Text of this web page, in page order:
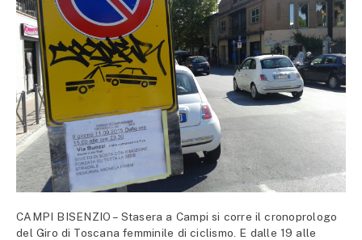
CAMPI BISENZIO – Stasera a Campi si corre il cronoprologo
del Giro di Toscana femminile di ciclismo. E dalle 19 alle